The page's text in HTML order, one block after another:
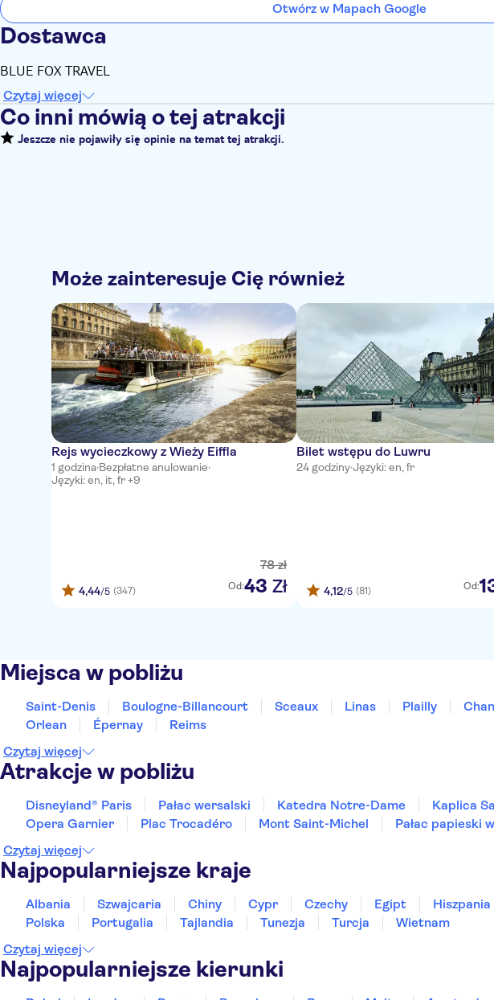
Otwórz w Mapach Google
Dostawca
BLUE FOX TRAVEL
Czytaj więcej
Co inni mówią o tej atrakcji
Jeszcze nie pojawiły się opinie na temat tej atrakcji.
Może zainteresuje Cię również
Rejs wycieczkowy z Wieży Eiffla
1 godzina·Bezpłatne anulowanie·
Języki: en, it, fr +9
4,44/5 (347)
78 zł
Od:43 Zł
Bilet wstępu do Luwru
24 godziny·Języki: en, fr
4,12/5 (81) Od:
Miejsca w pobliżu
Saint-Denis Boulogne-Billancourt Sceaux Linas Plailly
Orlean
Épernay
Reims
Czytaj więcej
Atrakcje w pobliżu
Disneyland® Paris Pałac wersalski Katedra Notre-Dame Kaplica
Opera Garnier
Plac Trocadéro Mont Saint-Michel Pałac papieski
Czytaj więcej
Najpopularniejsze kraje
Albania Szwajcaria Chiny Cypr Czechy Egipt Hiszpania
Polska
Portugalia Tajlandia Tunezja Turcja
Wietnam
Czytaj więcej
Najpopularniejsze kierunki